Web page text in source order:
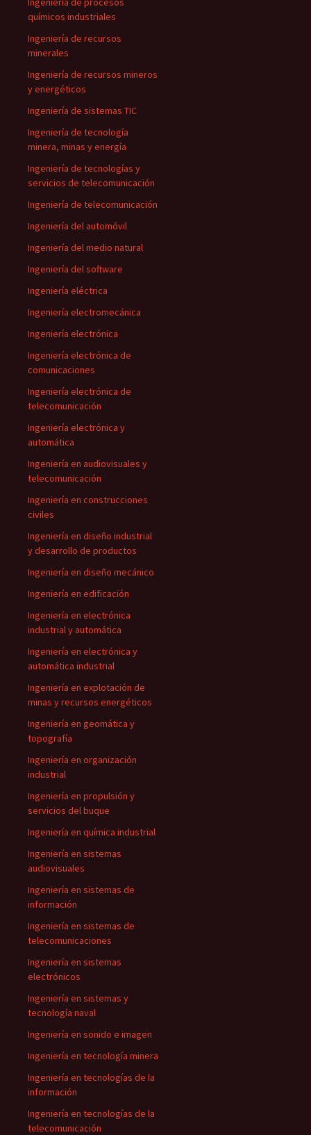
químicos industriales
Ingeniería de recursos
minerales
Ingeniería de recursos mineros
y energéticos
Ingeniería de sistemas TIC
Ingeniería de tecnología
minera, minas y energía
Ingeniería de tecnologías y
servicios de telecomunicación
Ingeniería de telecomunicación
Ingeniería del automóvil
Ingeniería del medio natural
Ingeniería del software
Ingeniería eléctrica
Ingeniería electromecánica
Ingeniería electrónica
Ingeniería electrónica de
comunicaciones
Ingeniería electrónica de
telecomunicación
Ingeniería electrónica y
automática
Ingeniería en audiovisuales y
telecomunicación
Ingeniería en construcciones
civiles
Ingeniería en diseño industrial
y desarrollo de productos
Ingeniería en diseño mecánico
Ingeniería en edificación
Ingeniería en electrónica
industrial y automática
Ingeniería en electrónica y
automática industrial
Ingeniería en explotación de
minas y recursos energéticos
Ingeniería en geomática y
topografía
Ingeniería en organización
industrial
Ingeniería en propulsión y
servicios del buque
Ingeniería en química industrial
Ingeniería en sistemas
audiovisuales
Ingeniería en sistemas de
información
Ingeniería en sistemas de
telecomunicaciones
Ingeniería en sistemas
electrónicos
Ingeniería en sistemas y
tecnología naval
Ingeniería en sonido e imagen
Ingeniería en tecnología minera
Ingeniería en tecnologías de la
información
Ingeniería en tecnologías de la
telecomunicación